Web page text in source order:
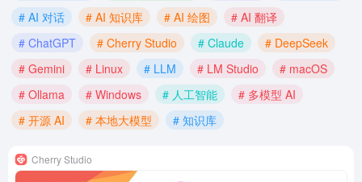
# AI 对话
# AI 知识库 # AI 绘图
# AI 翻译
# ChatGPT
# Cherry Studio # Claude
# DeepSeek
# Gemini
# Linux # LLM # LM Studio
# macOS
# Ollama
# Windows # 人工智能
# 多模型 AI
# 开源 AI
# 本地大模型 # 知识库
Cherry Studio